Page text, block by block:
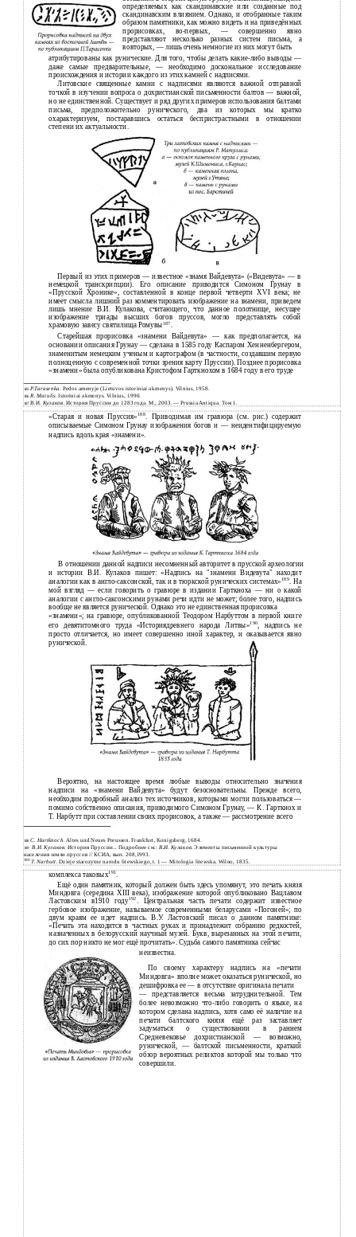
определяемых как скандинавские или созданные под
скандинавским влиянием. Однако, и отобранные таким
образом памятники, как можно видеть и на приведённых
прорисовках, во-первых, — совершенно явно
представляют несколько разных систем письма, а
вовторых, — лишь очень немногие из них могут быть
атрибутированы как рунические. Для того, чтобы делать какие-либо выводы —
даже самые предварительные, — необходимо доскональное исследование
происхождения и истории каждого из этих камней с надписями.
Литовские священные камни с надписями являются важной отправной
точкой в изучении вопроса о дохристианской письменности балтов — важной,
но не единственной. Существует и ряд других примеров использования балтами
письма, предположительно рунического, два из которых мы кратко
охарактеризуем, постаравшись остаться беспристрастными в отношении
степени их актуальности.
Первый из этих примеров — известное «знамя Вайдевута» («Видевута» — в
немецкой транскрипции). Его описание приводится Симоном Грунау в
«Прусской Хронике», составленной в конце первой четверти XVI века; не
имеет смысла лишний раз комментировать изображение на знамени, приведем
лишь мнение В.И. Кулакова, считающего, что данное полотнище, несущее
изображение триады высших богов пруссов, могло представлять собой
храмовую завесу святилища Ромувы 187.
Старейшая прорисовка «знамени Вайдевута» — как предполагается, на
основании описания Грунау — сделана в 1585 году Каспаром Хенненбергером,
знаменитым немецким ученым и картографом (в частности, создавшим первую
полноценную с современной точки зрения карту Пруссии). Позднее прорисовка
«знамени» была опубликована Кристофом Гарткнохом в 1684 году в его труде
185 P.Tarasenka. Pedos amenyje (Lietuvos istoriniai akmenys). Vilnius, 1958.
186 R. Matulis.Istoriniai akmenys. Vilnius, 1990.
187 В.И. Кулаков.История Пруссии до 1283 года. М., 2003. — Prussia Antiqua. Том 1.
«Старая и новая Пруссия» 188. Приводимая им гравюра (см. рис.) содержит
описываемые Симоном Грунау изображения богов и — неидентифицируемую
надпись вдоль края «знамени».
В отношении данной надписи несомненный авторитет в прусской археологии
и истории В.И. Кулаков пишет: «Надпись на "знамени Видевута" находит
аналогии как в англо-саксонской, так и в тюркской рунических системах» 189. На
мой взгляд — если говорить о гравюре в издании Гарткноха — ни о какой
аналогии с англо-саксонскими рунами речи идти не может; более того, надпись
вообще не является рунической. Однако это не единственная прорисовка
«знамени»; на гравюре, опубликованной Теодором Нарбуттом в первой книге
его девятитомного труда «Историядревнего народа Литвы»190
, надпись не
просто отличается, но имеет совершенно иной характер, и оказывается явно
рунической.
Вероятно, на настоящее время любые выводы относительно значения
надписи на «знамени Вайдевута» будут безосновательны. Прежде всего,
необходим подробный анализ тех источников, которыми могли пользоваться —
помимо собственно описания, приводимого Симоном Грунау, — К. Гарткнох и
Т. Нарбутт при составлении своих прорисовок, а также — рассмотрение всего
188 С. Hartknoch.Altes und Neues Preussen. Frankfurt, Konigsberg, 1684.
189 В.И. Кулаков. История Пруссии... Подробнее см.: В.И. Кулаков.Элементы письменной культуры
населения земли пруссов // КСИА, вып. 208,1993.
190Т. Narbutt.Dzieje starozytne narodu litewskiego, t. 1 — Mitologia litewska. Wilno, 1835.
комплекса таковых191
Ещё один памятник, который должен быть здесь упомянут, это печать князя
Миндовга (середина XIII века), изображение которой опубликовано Вацлавом
Ластовским в1910 году192. Центральная часть печати содержит известное
гербовое изображение, называемое современными беларусами «Погоней»; по
двум краям ее идет надпись. В.У. Ластовский писал о данном памятнике:
«Печать эта находится в частных руках и принадлежит собранию редкостей,
назначенных в белорусский научный музей. Букв, вырезанных на этой печати,
до сих пор никто не мог ещё прочитать». Судьба самого памятника сейчас
неизвестна.
По своему характеру надпись на «печати
Миндовга» вполне может оказаться рунической, но
дешифровка ее — в отсутствие оригинала печати
— представляется весьма затруднительной. Тем
более невозможно что-либо говорить о языке, на
котором сделана надпись, хотя само её наличие на
печати балтского князя ещё раз заставляет
задуматься о существовании в раннем
Средневековье дохристианской — возможно,
рунической, — балтской письменности, краткий
обзор вероятных реликтов которой мы только что
совершили.